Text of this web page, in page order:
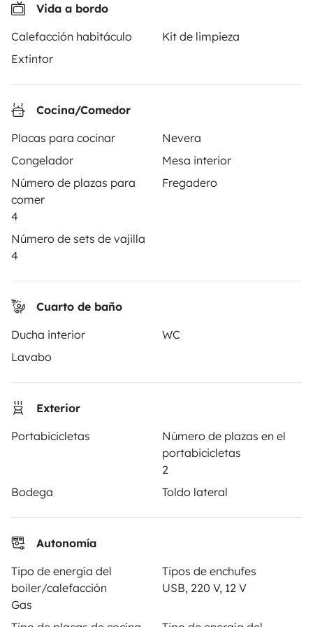
Vida a bordo
Calefacción habitáculo
Kit de limpieza
Extintor
Cocina/Comedor
Placas para cocinar
Nevera
Congelador
Mesa interior
Número de plazas para
comer
4
Fregadero
Número de sets de vajilla
4
Cuarto de baño
Ducha interior
WC
Lavabo
Exterior
Portabicicletas
Número de plazas en el
portabicicletas
2
Bodega
Toldo lateral
Autonomía
Tipo de energía del
boiler/calefacción
Gas
Tipos de enchufes
USB, 220 V, 12 V
seguridad.
3.84/5 sobre 1170 opiniones de usuarios en Trusted
Shops
Instagram
X PinterestFacebook
ALQUILER AUTOCARAVANAS
¿Cómo funciona?
Alquilar una autocaravana
Tus primeros pasos en autocaravana
Ayuda viajero
PROPIETARIOS
Contrato de alquiler
Ayuda propietario
Medios de pago seguros Pago en varios plazos